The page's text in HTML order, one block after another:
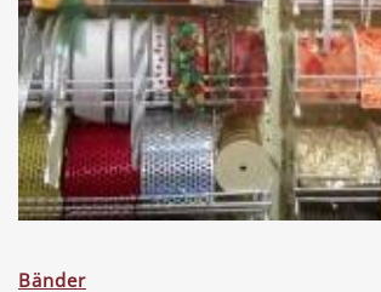
Bänder